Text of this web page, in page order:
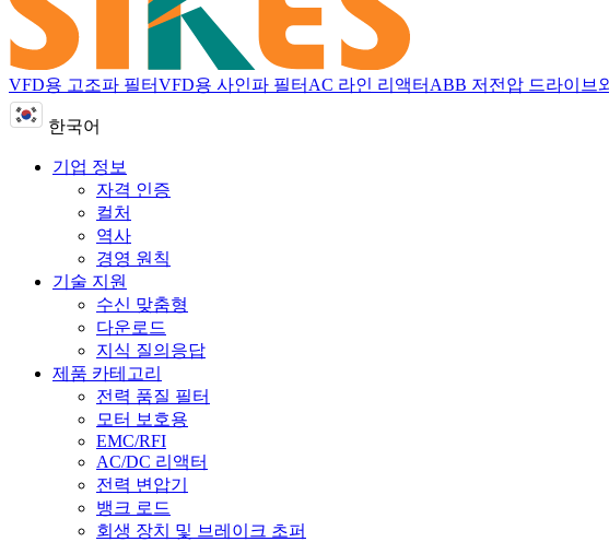
VFD용 고조파 필터VFD용 사인파 필터 AC 라인 리액터 ABB 저전압 드라이브
한국어
기업 정보
자격 인증
컬처
역사
경영 원칙
기술 지원
수신 맞춤형
다운로드
지식 질의응답
제품 카테고리
전력 품질 필터
모터 보호용
EMC/RFI
AC/DC 리액터
전력 변압기
뱅크 로드
회생 장치 및 브레이크 초퍼